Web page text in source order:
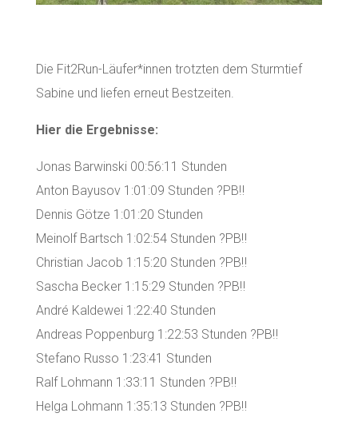
Die Fit2Run-Läufer*innen trotzten dem Sturmtief
Sabine und liefen erneut Bestzeiten.
Hier die Ergebnisse:
Jonas Barwinski 00:56:11 Stunden
Anton Bayusov 1:01:09 Stunden ?PB‼️
Dennis Götze 1:01:20 Stunden
Meinolf Bartsch 1:02:54 Stunden ?PB‼️
Christian Jacob 1:15:20 Stunden ?PB‼️
Sascha Becker 1:15:29 Stunden ?PB‼️
André Kaldewei 1:22:40 Stunden
Andreas Poppenburg 1:22:53 Stunden ?PB‼️
Stefano Russo 1:23:41 Stunden
Ralf Lohmann 1:33:11 Stunden ?PB‼️
Helga Lohmann 1:35:13 Stunden ?PB‼️